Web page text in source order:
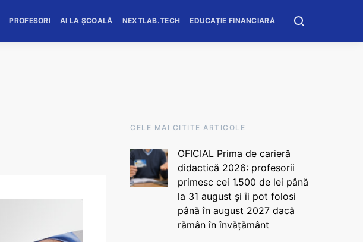
PROFESORI AI LA ȘCOALĂ NEXTLAB.TECH EDUCAȚIE FINANCIARĂ
CELE MAI CITITE ARTICOLE
OFICIAL Prima de carieră
didactică 2026: profesorii
primesc cei 1.500 de lei până
la 31 august și îi pot folosi
până în august 2027 dacă
rămân în învățământ